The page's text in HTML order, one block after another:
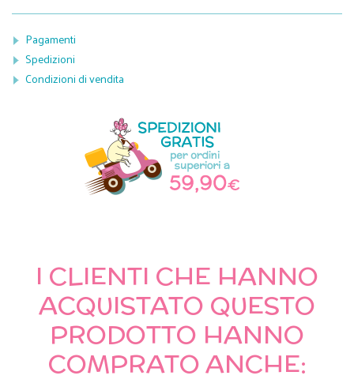
Pagamenti
Spedizioni
Condizioni di vendita
I CLIENTI CHE HANNO
ACQUISTATO QUESTO
PRODOTTO HANNO
COMPRATO ANCHE: